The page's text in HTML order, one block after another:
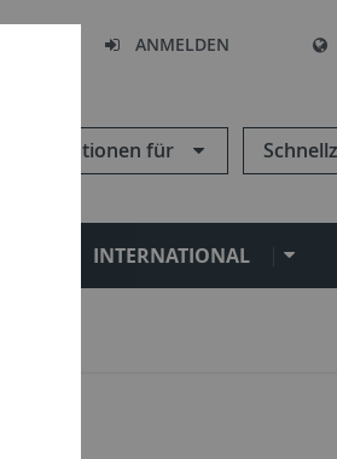
ANMELDEN
Informationen für
INTERNATIONAL